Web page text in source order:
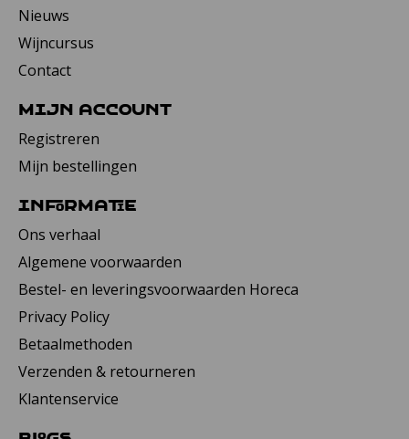
Nieuws
Wijncursus
Contact
Mijn account
Registreren
Mijn bestellingen
Informatie
Ons verhaal
Algemene voorwaarden
Bestel- en leveringsvoorwaarden Horeca
Privacy Policy
Betaalmethoden
Verzenden & retourneren
Klantenservice